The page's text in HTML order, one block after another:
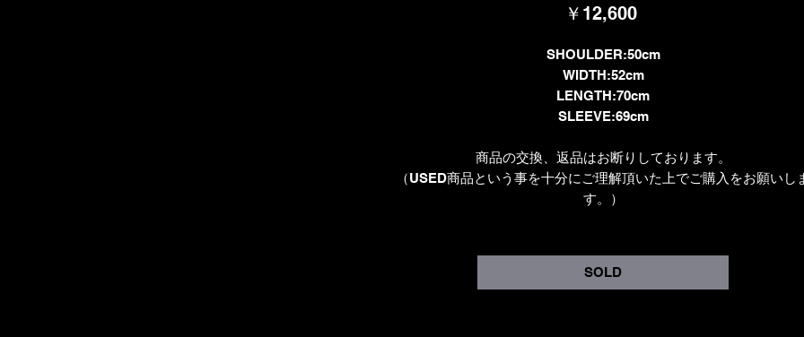
￥12,600価
SHOULDER:50cm
WIDTH:52cm
LENGTH:70cm
SLEEVE:69cm
商品の交換、返品はお断りしております。
（USED商品という事を十分にご理解頂いた上でご購入をお願いし
す。）
SOLD